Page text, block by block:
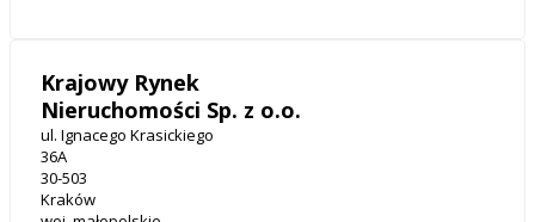
Krajowy Rynek
Nieruchomości Sp. z o.o.
ul. Ignacego Krasickiego
36A
30-503
Kraków